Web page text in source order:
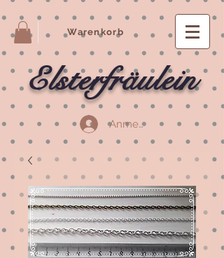
Warenkorb
Elsterfräulein
Anmelden